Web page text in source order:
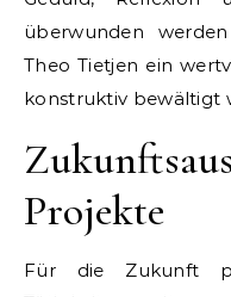
überwunden
Theo Tietjen ein
konstruktiv bewältigt
Projekte
Für die Zukunft